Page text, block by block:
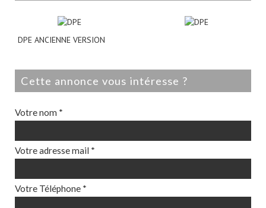
DPE ANCIENNE VERSION
cette annonce vous intéresse ?
Votre nom *
Votre adresse mail *
Votre Téléphone *